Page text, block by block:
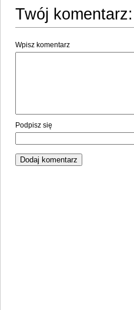
Twój komentarz:
Wpisz komentarz
Podpisz się